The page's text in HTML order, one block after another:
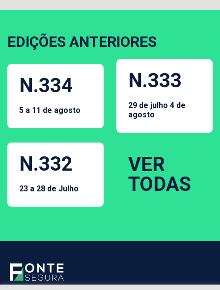
EDIÇÕES ANTERIORES
N.334
5 a 11 de agosto
N.333
29 de julho 4 de
agosto
N.332
23 a 28 de Julho
VER
TODAS